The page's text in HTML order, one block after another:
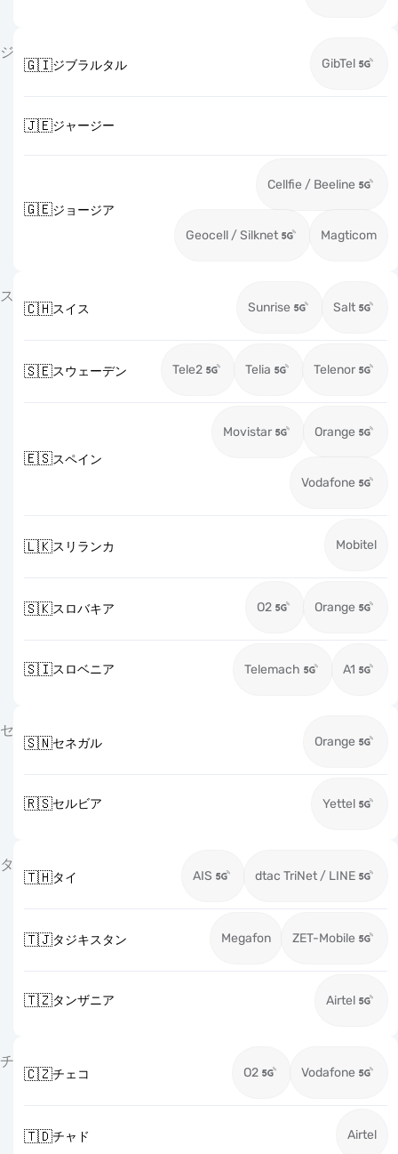
ジ
🇬🇮ジブラルタル GibTel
🇯🇪ジャージー
🇬🇪ジョージア
Cellfie / Beeline
Geocell / Silknet Magticom
ス
🇨🇭スイス Sunrise Salt
🇸🇪スウェーデン Tele2 Telia Telenor
🇪🇸スペイン
Movistar Orange
Vodafone
🇱🇰スリランカ Mobitel
🇸🇰スロバキア O2 Orange
🇸🇮スロベニア Telemach A1
セ
🇸🇳セネガル Orange
🇷🇸セルビア Yettel
タ
🇹🇭タイ AIS dtac TriNet / LINE
🇹🇯タジキスタン Megafon ZET-Mobile
🇹🇿タンザニア Airtel
チ
🇨🇿チェコ O2 Vodafone
🇹🇩チャド Airtel